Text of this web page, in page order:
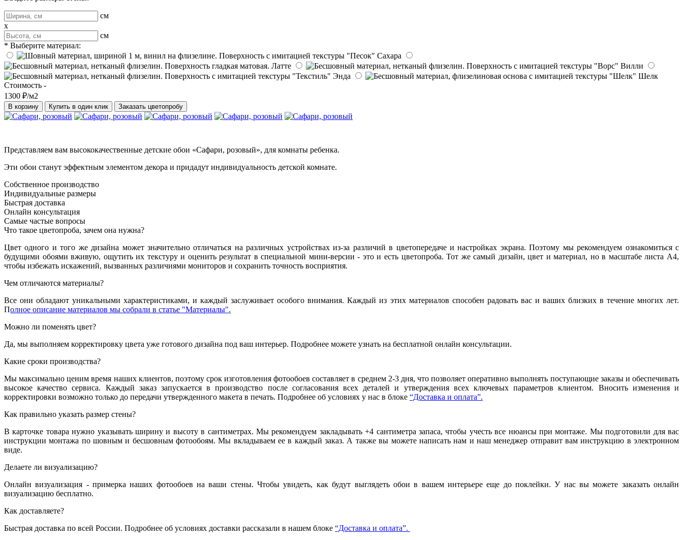
см
x
см
* Выберите материал:
Сахара
Латте
Вилли
Энда
Шелк
Стоимость -
1300 ₽/м2
В корзину Купить в один клик Заказать цветопробу
Представляем вам высококачественные детские обои «Сафари, розовый», для комнаты ребенка.
Эти обои станут эффектным элементом декора и придадут индивидуальность детской комнате.
Собственное производство
Индивидуальные размеры
Быстрая доставка
Онлайн консультация
Самые частые вопросы
Что такое цветопроба, зачем она нужна?
Цвет одного и того же дизайна может значительно отличаться на различных устройствах из-за различий в цветопередаче и настройках экрана. Поэтому мы рекомендуем ознакомиться с
будущими обоями вживую, ощутить их текстуру и оценить результат в специальной мини-версии - это и есть цветопроба. Тот же самый дизайн, цвет и материал, но в масштабе листа А4,
чтобы избежать искажений, вызванных различиями мониторов и сохранить точность восприятия.
Чем отличаются материалы?
Все они обладают уникальными характеристиками, и каждый заслуживает особого внимания. Каждый из этих материалов способен радовать вас и ваших близких в течение многих лет.
Полное описание материалов мы собрали в статье "Материалы".
Можно ли поменять цвет?
Да, мы выполняем корректировку цвета уже готового дизайна под ваш интерьер. Подробнее можете узнать на бесплатной онлайн консультации.
Какие сроки производства?
Мы максимально ценим время наших клиентов, поэтому срок изготовления фотообоев составляет в среднем 2-3 дня, что позволяет оперативно выполнять поступающие заказы и обеспечивать
высокое качество сервиса. Каждый заказ запускается в производство после согласования всех деталей и утверждения всех ключевых параметров клиентом. Вносить изменения и
корректировки возможно только до передачи утвержденного макета в печать. Подробнее об условиях у нас в блоке “Доставка и оплата”.
Как правильно указать размер стены?
В карточке товара нужно указывать ширину и высоту в сантиметрах. Мы рекомендуем закладывать +4 сантиметра запаса, чтобы учесть все нюансы при монтаже. Мы подготовили для вас
инструкции монтажа по шовным и бесшовным фотообоям. Мы вкладываем ее в каждый заказ. А также вы можете написать нам и наш менеджер отправит вам инструкцию в электронном
виде.
Делаете ли визуализацию?
Онлайн визуализация - примерка наших фотообоев на ваши стены. Чтобы увидеть, как будут выглядеть обои в вашем интерьере еще до поклейки. У нас вы можете заказать онлайн
визуализацию бесплатно.
Как доставляете?
Быстрая доставка по всей России. Подробнее об условиях доставки рассказали в нашем блоке “Доставка и оплата”.